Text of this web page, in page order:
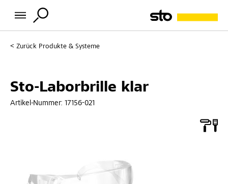
Zurück Produkte & Systeme
Sto-Laborbrille klar
Artikel-Nummer: 17156-021